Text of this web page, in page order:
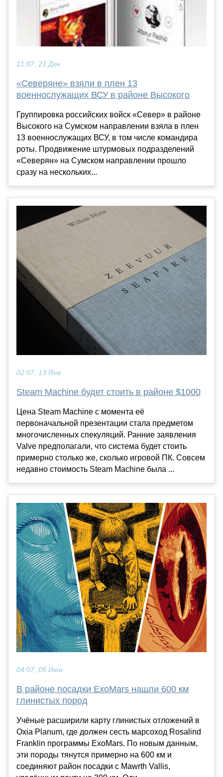
11:07, 21 Дек
«Северяне» взяли в плен 13
военнослужащих ВСУ в районе Высокого
Группировка российских войск «Север» в районе
Высокого на Сумском направлении взяла в плен
13 военнослужащих ВСУ, в том числе командира
роты. Продвижение штурмовых подразделений
«Северян» на Сумском направлении прошло
сразу на нескольких...
02:07, 13 Янв
Steam Machine будет стоить в районе $1000
Цена Steam Machine с момента её
первоначальной презентации стала предметом
многочисленных спекуляций. Ранние заявления
Valve предполагали, что система будет стоить
примерно столько же, сколько игровой ПК. Совсем
недавно стоимость Steam Machine была ...
04:07, 05 Июн
В районе посадки ExoMars нашли 600 км
глинистых пород
Учёные расширили карту глинистых отложений в
Oxia Planum, где должен сесть марсоход Rosalind
Franklin программы ExoMars. По новым данным,
эти породы тянутся примерно на 600 км и
соединяют район посадки с Mawrth Vallis,